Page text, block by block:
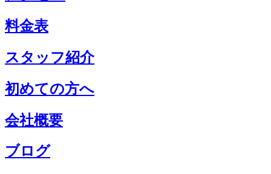
料金表
スタッフ紹介
初めての方へ
会社概要
ブログ